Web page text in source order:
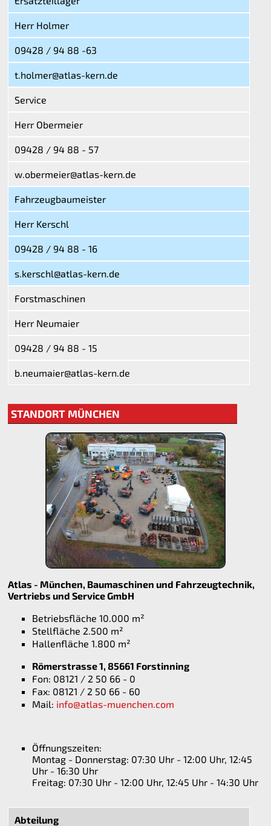
Herr Holmer
09428 / 94 88 -63
t.holmer@atlas-kern.de
Service
Herr Obermeier
09428 / 94 88 - 57
w.obermeier@atlas-kern.de
Fahrzeugbaumeister
Herr Kerschl
09428 / 94 88 - 16
s.kerschl@atlas-kern.de
Forstmaschinen
Herr Neumaier
09428 / 94 88 - 15
b.neumaier@atlas-kern.de
STANDORT MÜNCHEN
Atlas - München, Baumaschinen und Fahrzeugtechnik,
Vertriebs und Service GmbH
Betriebsfläche 10.000 m²
Stellfläche 2.500 m²
Hallenfläche 1.800 m²
Römerstrasse 1,85661 Forstinning
Fon: 08121 / 2 50 66 - 0
Fax: 08121 / 2 50 66 - 60
Mail: info@atlas-muenchen.com
Öffnungszeiten:
Montag - Donnerstag: 07:30 Uhr - 12:00 Uhr, 12:45
Uhr - 16:30 Uhr
Freitag: 07:30 Uhr - 12:00 Uhr, 12:45 Uhr - 14:30 Uhr
Abteilung